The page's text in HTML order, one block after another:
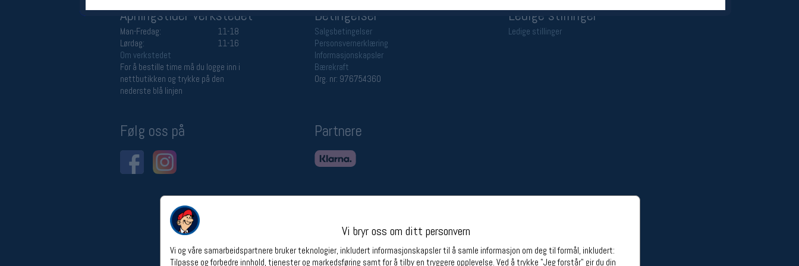
Vi bryr oss om ditt personvern
Vi og våre samarbeidspartnere bruker teknologier, inkludert informasjonskapsler til å samle informasjon om deg til formål, inkludert:
Tilpasse og forbedre innhold, tjenester og markedsføring samt for å tilby en tryggere opplevelse. Ved å trykke "Jeg forstår" gir du din
Åpningstider verkstedet
Man-Fredag:
11-18
Lørdag:
11-16
Om verkstedet
For å bestille time må du logge inn i
nettbutikken og trykke på den
nederste blå linjen
Betingelser
Salgsbetingelser
Personsvernerklæring
Informasjonskapsler
Bærekraft
Org. nr: 976754360
Ledige stillinger
Ledige stillinger
Følg oss på Partnere